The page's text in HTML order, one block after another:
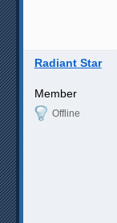
Radiant Star
Member
Offline